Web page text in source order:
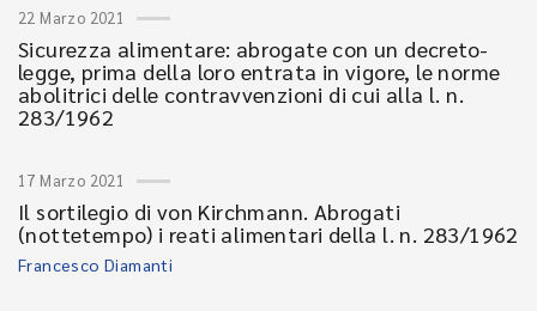
22 Marzo 2021
Sicurezza alimentare: abrogate con un decreto-
legge, prima della loro entrata in vigore, le norme
abolitrici delle contravvenzioni di cui alla l. n.
283/1962
17 Marzo 2021
Il sortilegio di von Kirchmann. Abrogati
(nottetempo) i reati alimentari della l. n. 283/1962
Francesco Diamanti